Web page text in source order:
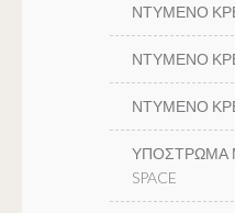
ΝΤΥΜΕΝΟ
ΝΤΥΜΕΝΟ
ΝΤΥΜΕΝΟ
ΥΠΟΣΤΡΩΜΑ
SPACE